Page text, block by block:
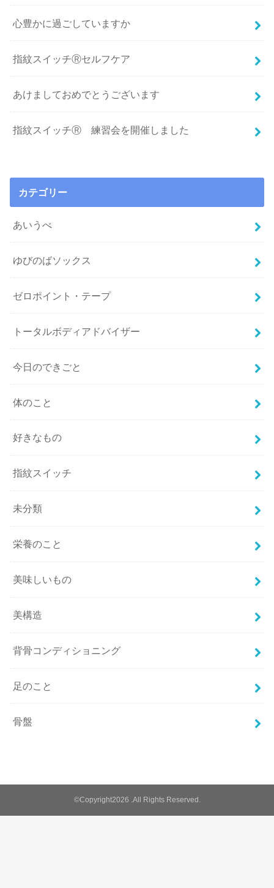
心豊かに過ごしていますか
指紋スイッチⓇセルフケア
あけましておめでとうございます
指紋スイッチⓇ 練習会を開催しました
カテゴリー
あいうべ
ゆびのばソックス
ゼロポイント・テープ
トータルボディアドバイザー
今日のできごと
体のこと
好きなもの
指紋スイッチ
未分類
栄養のこと
美味しいもの
美構造
背骨コンディショニング
足のこと
骨盤
©Copyright2026 .All Rights Reserved.